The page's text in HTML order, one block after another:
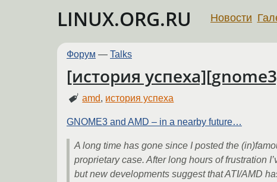
LINUX.ORG.RU Новости
Форум — Talks
[история
amd, история успеха
GNOME3 and AMD – in a nearby future…
A long time has gone since I posted the
proprietary case. After long hours of frustration
but new developments suggest that ATI/AMD